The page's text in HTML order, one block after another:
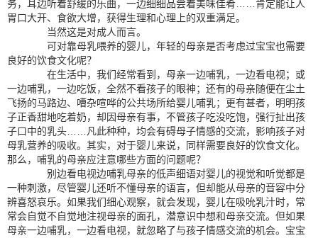
务，耳边听着舒缓的乐曲，一边细细品尝着美味佳肴……肯定能让人
胃口大开、食欲大增，获得生理和心理上的双重满足。
当然这是对成人而言。
可对靠母乳喂养的婴儿，年轻的母亲是否考虑过宝宝也需要
良好的饮食文化呢？
在生活中，我们经常看到，母亲一边哺乳，一边看电视；或
一边哺乳，一边吃饭，全然不看孩子的眼神；还有的母亲随便在尘土
飞扬的马路边、嘈杂喧哗的公共场所给婴儿哺乳；更有甚者，明明孩
子正香甜地吃着奶，却因母亲有事，不管孩子吃没吃饱，强行扯出孩
子口中的乳头……凡此种种，均会有碍母子情感的交流，影响孩子对
母乳营养的吸收。其实，对于婴儿来说，同样需要良好的饮食文化。
那么，哺乳的母亲应注意哪些方面的问题呢？
别边看电视边哺乳母亲的低声细语对婴儿的视觉和听觉都是
一种刺激，尽管婴儿还听不懂母亲的语言，但却能从母亲的音容中分
辨喜怒哀乐。如果我们细心观察，就会发现，婴儿在吸吮乳汁时，常
常会自觉不自觉地注视母亲的面孔，潜意识中想和母亲交流。但如果
母亲一边哺乳，一边看电视，就忽略了与孩子情感交流的机会。宝宝